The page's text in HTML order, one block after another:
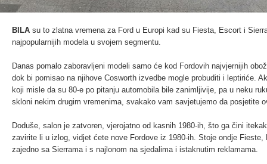
BILA su to zlatna vremena za Ford u Europi kad su Fiesta, Escort i
najpopularnijih modela u svojem segmentu.
Danas pomalo zaboravljeni modeli samo će kod Fordovih najvjernijih
dok bi pomisao na njihove Cosworth izvedbe mogle probuditi i leptiriće.
koji misle da su 80-e po pitanju automobila bile zanimljivije, pa u neku
skloni nekim drugim vremenima, svakako vam savjetujemo da posjetite
Doduše, salon je zatvoren, vjerojatno od kasnih 1980-ih, što ga čini
zavirite li u izlog, vidjet ćete nove Fordove iz 1980-ih. Stoje ondje Fieste,
zajedno sa Sierrama i s najlonom na sjedalima i istaknutim reklamama.